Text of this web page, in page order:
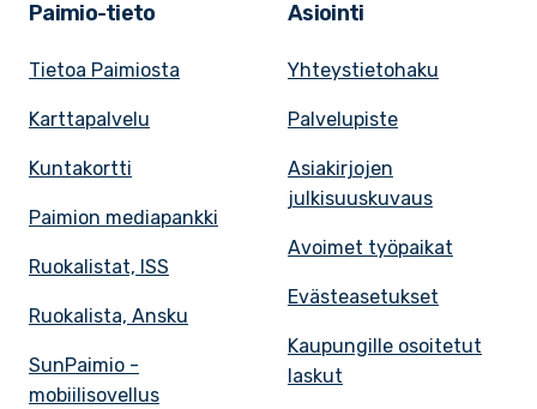
Paimio-tieto
Tietoa Paimiosta
Karttapalvelu
Kuntakortti
Paimion mediapankki
Ruokalistat, ISS
Ruokalista, Ansku
SunPaimio -
mobiilisovellus
Asiointi
Yhteystietohaku
Palvelupiste
Asiakirjojen
julkisuuskuvaus
Avoimet työpaikat
Evästeasetukset
Kaupungille osoitetut
laskut